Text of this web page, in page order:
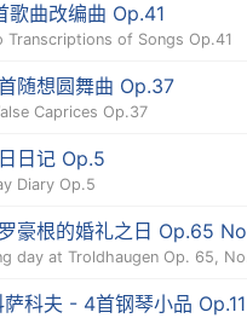
歌曲改编曲 Op.41
Transcriptions of Songs Op.41
随想圆舞曲 Op.37
Caprices Op.37
日记 Op.5
Diary Op.5
豪根的婚礼之日 Op.65
day at Troldhaugen Op. 65,
科夫 - 4首钢琴小品 Op.11